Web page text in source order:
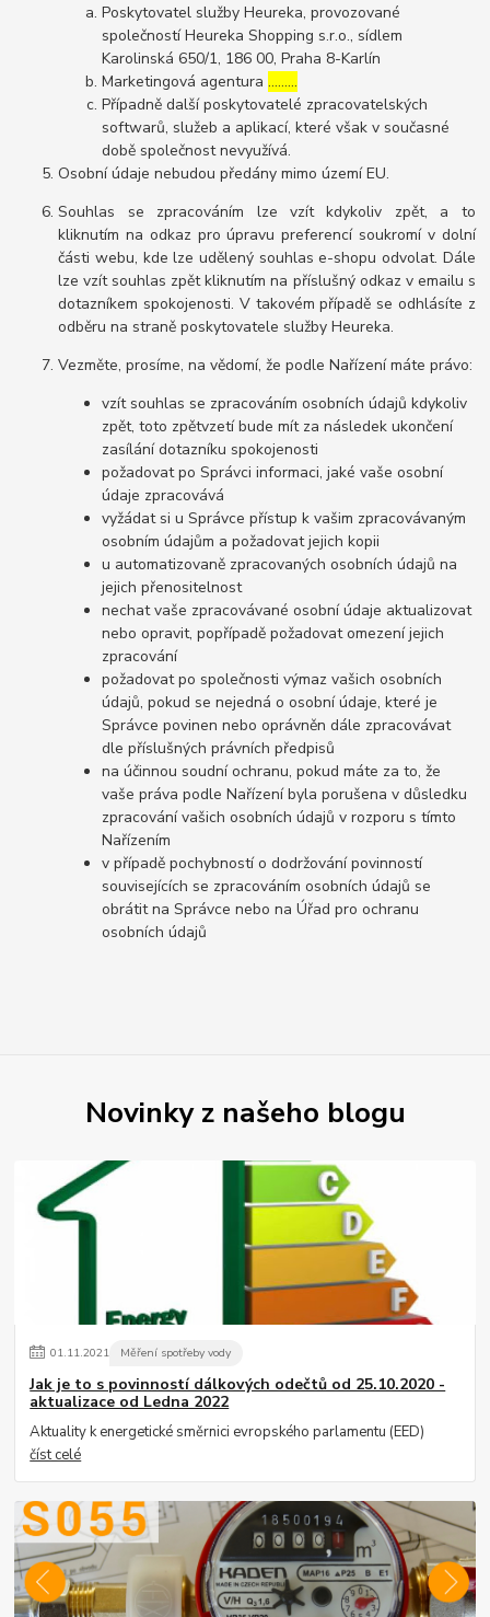
Poskytovatel služby Heureka, provozované
společností Heureka Shopping s.r.o., sídlem
Karolinská 650/1, 186 00, Praha 8-Karlín
Marketingová agentura………
Případně další poskytovatelé zpracovatelských
softwarů, služeb a aplikací, které však v současné
době společnost nevyužívá.
Osobní údaje nebudou předány mimo území EU.
Souhlas se zpracováním lze vzít kdykoliv zpět, a to
kliknutím na odkaz pro úpravu preferencí soukromí v dolní
části webu, kde lze udělený souhlas e-shopu odvolat. Dále
lze vzít souhlas zpět kliknutím na příslušný odkaz v emailu s
dotazníkem spokojenosti. V takovém případě se odhlásíte z
odběru na straně poskytovatele služby Heureka.
Vezměte, prosíme, na vědomí, že podle Nařízení máte právo:
vzít souhlas se zpracováním osobních údajů kdykoliv
zpět, toto zpětvzetí bude mít za následek ukončení
zasílání dotazníku spokojenosti
požadovat po Správci informaci, jaké vaše osobní
údaje zpracovává
vyžádat si u Správce přístup k vašim zpracovávaným
osobním údajům a požadovat jejich kopii
u automatizovaně zpracovaných osobních údajů na
jejich přenositelnost
nechat vaše zpracovávané osobní údaje aktualizovat
nebo opravit, popřípadě požadovat omezení jejich
zpracování
požadovat po společnosti výmaz vašich osobních
údajů, pokud se nejedná o osobní údaje, které je
Správce povinen nebo oprávněn dále zpracovávat
dle příslušných právních předpisů
na účinnou soudní ochranu, pokud máte za to, že
vaše práva podle Nařízení byla porušena v důsledku
zpracování vašich osobních údajů v rozporu s tímto
Nařízením
v případě pochybností o dodržování povinností
souvisejících se zpracováním osobních údajů se
obrátit na Správce nebo na Úřad pro ochranu
osobních údajů
Novinky z našeho blogu
01.11.2021 Měření spotřeby vody
Jak je to s povinností dálkových odečtů od 25.10.2020 -
aktualizace od Ledna 2022
Aktuality k energetické směrnici evropského parlamentu (EED)
číst celé